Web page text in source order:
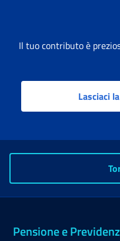
Il tuo contributo è
Lasciaci
Pensione e